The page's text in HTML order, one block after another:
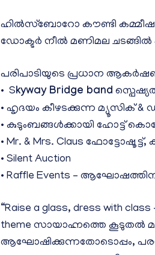
ഹിൽസ്ബോറോ കൗണ്ടി
ഡോക്ടർ നീൽ മണിമല ചടങ്ങിൽ
പരിപാടിയുടെ പ്രധാന
•⁠ ⁠Skyway Bridge band
• ഹൃദയം കീഴടക്കുന്ന
• കുടുംബങ്ങൾക്കായി ഹോട്ട്
• Mr. & Mrs. Claus
• Silent Auction
• Raffle Events –
“Raise a glass, dress with
theme സായാഹ്നത്തെ കൂടുതൽ
ആഘോഷിക്കുന്നതോടൊപ്പം,